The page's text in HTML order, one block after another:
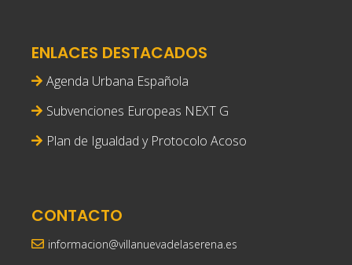
ENLACES DESTACADOS
Agenda Urbana Española
Subvenciones Europeas NEXT G
Plan de Igualdad y Protocolo Acoso
CONTACTO
informacion@villanuevadelaserena.es